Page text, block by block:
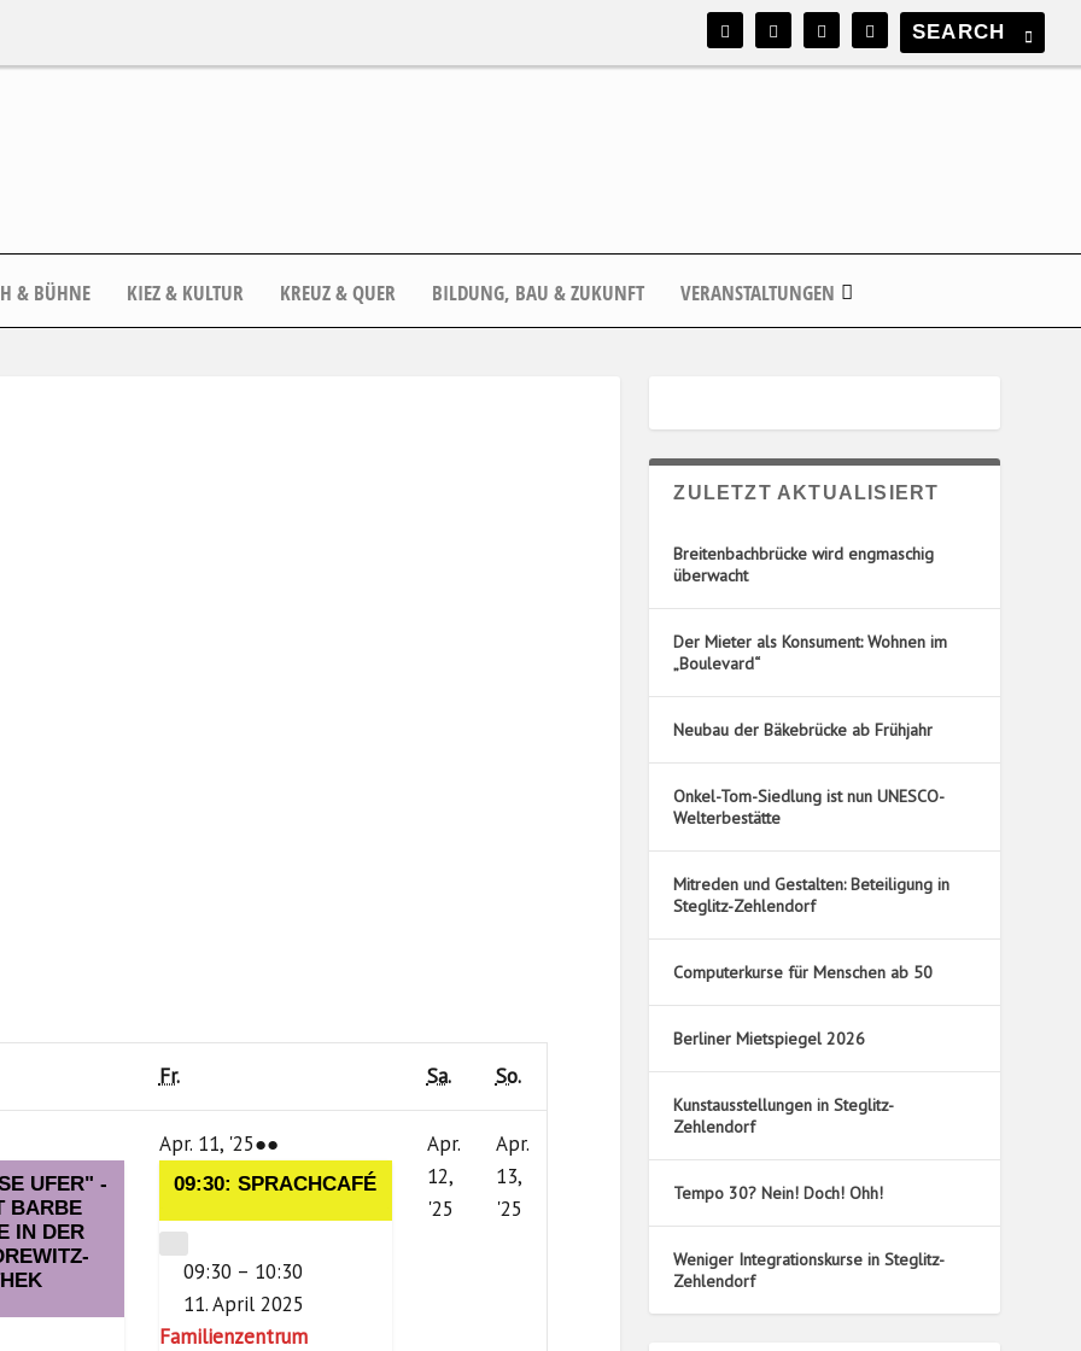
& BÜHNE KIEZ & KULTUR KREUZ & QUER BILDUNG, BAU & ZUKUNFT VERANSTALTUNGEN
Fr.Freitag Sa.Samstag
So.Sonntag
UFER" -
BARBE
IN DER
Apr. 11, '2511.
April
●●(3
Veranstaltungen)
09:30: SPRACHCAFÉ
CLOSE
09:30 – 10:30
11. April 2025
Familienzentrum
Apr.
12,
'25
Apr.
13,
'25
ZULETZT AKTUALISIERT
Breitenbachbrücke wird engmaschig
überwacht
Der Mieter als Konsument: Wohnen im
„Boulevard“
Neubau der Bäkebrücke ab Frühjahr
Onkel-Tom-Siedlung ist nun UNESCO-
Welterbestätte
Mitreden und Gestalten: Beteiligung in
Steglitz-Zehlendorf
Computerkurse für Menschen ab 50
Berliner Mietspiegel 2026
Kunstausstellungen in Steglitz-
Zehlendorf
Tempo 30? Nein! Doch! Ohh!
Weniger Integrationskurse in Steglitz-
Zehlendorf